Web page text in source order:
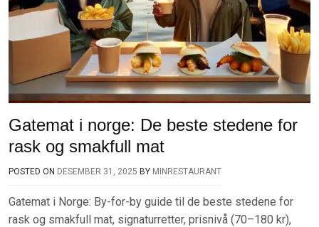
Gatemat i norge: De beste stedene for
rask og smakfull mat
POSTED ON DESEMBER 31, 2025 BY MINRESTAURANT
Gatemat i Norge: By-for-by guide til de beste stedene for
rask og smakfull mat, signaturretter, prisnivå (70–180 kr),